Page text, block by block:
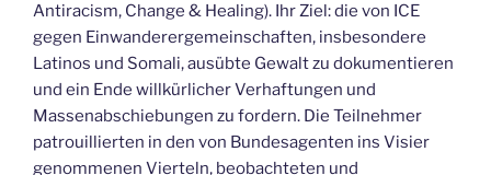
Antiracism, Change & Healing). Ihr Ziel: die von ICE
gegen Einwanderergemeinschaften, insbesondere
Latinos und Somali, ausübte Gewalt zu dokumentieren
und ein Ende willkürlicher Verhaftungen und
Massenabschiebungen zu fordern. Die Teilnehmer
patrouillierten in den von Bundesagenten ins Visier
genommenen Vierteln, beobachteten und